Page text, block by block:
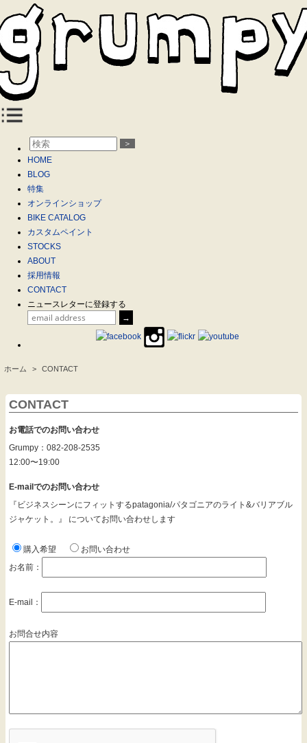
＞
HOME
BLOG
特集
オンラインショップ
BIKE CATALOG
カスタムペイント
STOCKS
ABOUT
採用情報
CONTACT
ニュースレターに登録する
ホーム > CONTACT
CONTACT
お電話でのお問い合わせ
Grumpy：082-208-2535
12:00〜19:00
E-mailでのお問い合わせ
『ビジネスシーンにフィットするpatagonia/パタゴニアのライト&バリアブル
ジャケット。』 についてお問い合わせします
購入希望
お問い合わせ
お名前：
E-mail：
お問合せ内容